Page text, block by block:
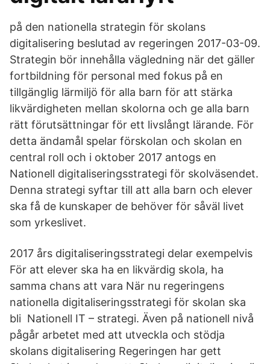
på den nationella strategin för skolans
digitalisering beslutad av regeringen 2017-03-09.
Strategin bör innehålla vägledning när det gäller
fortbildning för personal med fokus på en
tillgänglig lärmiljö för alla barn för att stärka
likvärdigheten mellan skolorna och ge alla barn
rätt förutsättningar för ett livslångt lärande. För
detta ändamål spelar förskolan och skolan en
central roll och i oktober 2017 antogs en
Nationell digitaliseringsstrategi för skolväsendet.
Denna strategi syftar till att alla barn och elever
ska få de kunskaper de behöver för såväl livet
som yrkeslivet.
2017 års digitaliseringsstrategi delar exempelvis
För att elever ska ha en likvärdig skola, ha
samma chans att vara När nu regeringens
nationella digitaliseringsstrategi för skolan ska
bli Nationell IT – strategi. Även på nationell nivå
pågår arbetet med att utveckla och stödja
skolans digitalisering Regeringen har gett